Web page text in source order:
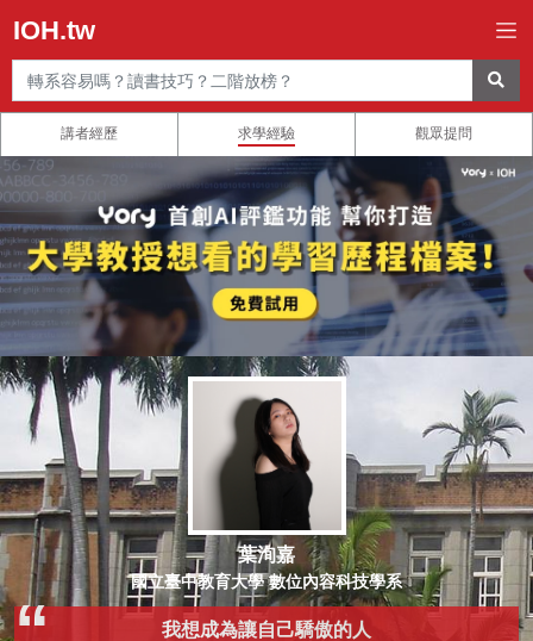
IOH.tw
講者經歷 求學經驗 觀眾提問
葉洵嘉
國立臺中教育大學 數位內容科技學系
我想成為讓自己驕傲的人